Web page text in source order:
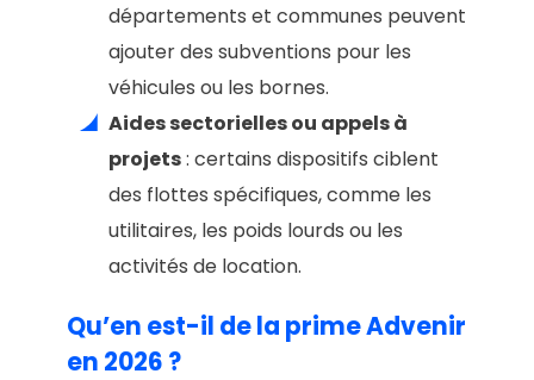
départements et communes peuvent
ajouter des subventions pour les
véhicules ou les bornes.
Aides sectorielles ou appels à
projets: certains dispositifs ciblent
des flottes spécifiques, comme les
utilitaires, les poids lourds ou les
activités de location.
Qu’en est-il de la prime Advenir
en 2026 ?